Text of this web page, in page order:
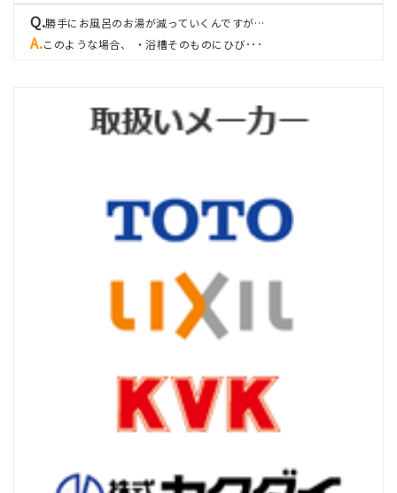
勝手にお風呂のお湯が減っていくんですが…
このような場合、 ・浴槽そのものにひび･･･